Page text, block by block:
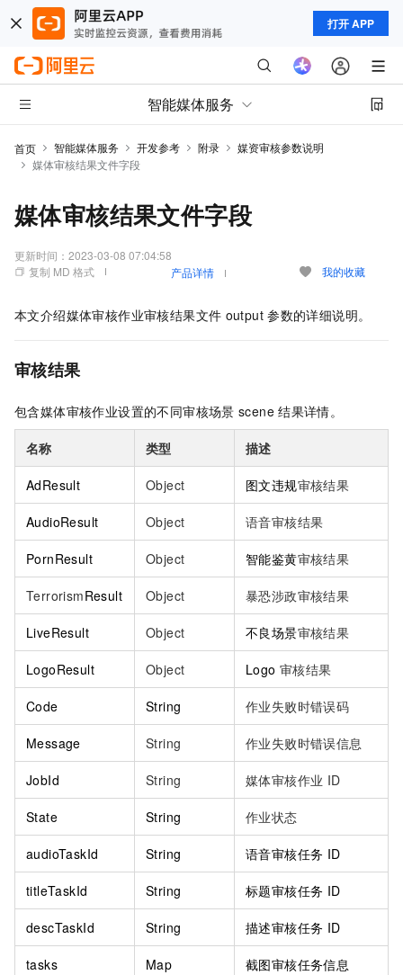
打开 APP
智能媒体服务
首页 智能媒体服务 开发参考 附录
媒资审核参数说明
媒体审核结果文件字段
媒体审核结果文件字段
更新时间： 2023-03-08 07:04:58
复制 MD 格式
产品详情 我的收藏
本文介绍媒体审核作业审核结果文件 output 参数的详细说明。
审核结果
包含媒体审核作业设置的不同审核场景 scene 结果详情。
名称 类型 描述
AdResult Object 图文违规审核结果
AudioResult Object 语音审核结果
PornResult Object 智能鉴黄审核结果
TerrorismResult Object 暴恐涉政审核结果
LiveResult Object 不良场景审核结果
LogoResult Object Logo 审核结果
Code String 作业失败时错误码
Message String 作业失败时错误信息
JobId String 媒体审核作业 ID
State String 作业状态
audioTaskId String 语音审核任务 ID
titleTaskId String 标题审核任务 ID
descTaskId String 描述审核任务 ID
tasks Map 截图审核任务信息